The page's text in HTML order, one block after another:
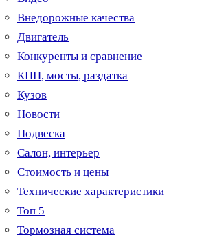
Внедорожные качества
Двигатель
Конкуренты и сравнение
КПП, мосты, раздатка
Кузов
Новости
Подвеска
Салон, интерьер
Стоимость и цены
Технические характеристики
Топ 5
Тормозная система